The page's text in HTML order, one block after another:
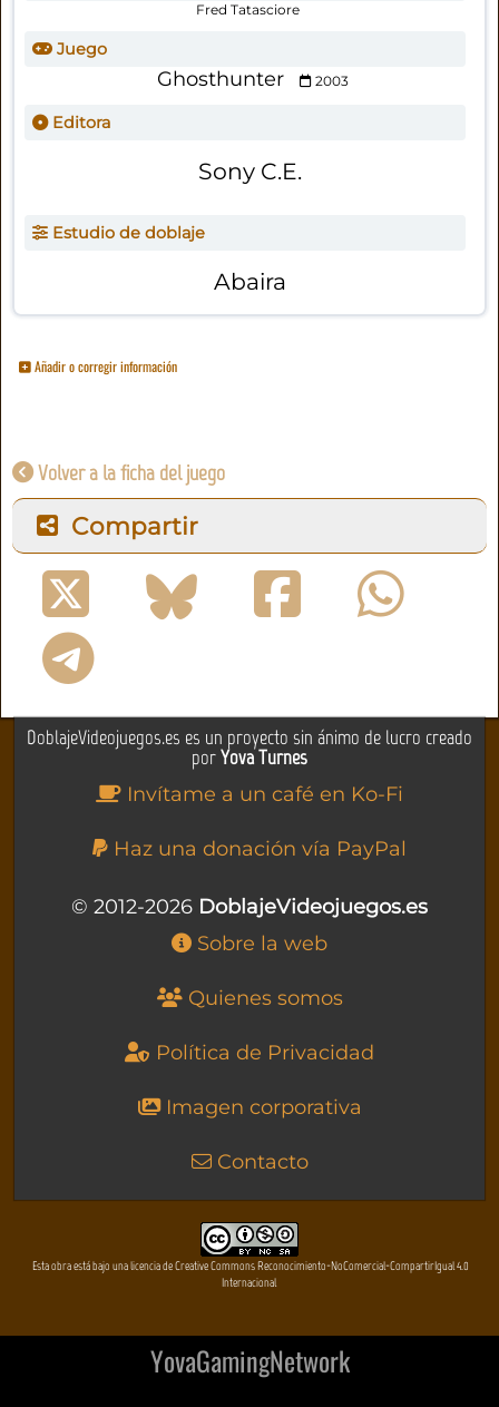
Fred Tatasciore
Juego
Ghosthunter 2003
Editora
Sony C.E.
Estudio de doblaje
Abaira
Añadir o corregir información
Volver a la ficha del juego
Compartir
DoblajeVideojuegos.es es un proyecto sin ánimo de lucro creado
porYova Turnes
Invítame a un café en Ko-Fi
Haz una donación vía PayPal
© 2012-2026 DoblajeVideojuegos.es
Sobre la web
Quienes somos
Política de Privacidad
Imagen corporativa
Contacto
Esta obra está bajo una licencia de Creative Commons Reconocimiento-NoComercial-CompartirIgual 4.0
Internacional
YovaGamingNetwork